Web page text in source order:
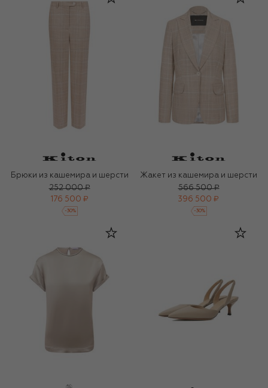
Брюки из кашемира и шерсти
252 000 ₽
176 500 ₽
-30%
Жакет из кашемира и шерсти
566 500 ₽
396 500 ₽
-30%